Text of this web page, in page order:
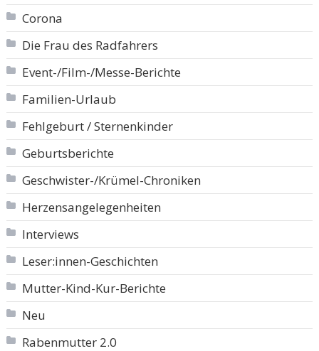
Corona
Die Frau des Radfahrers
Event-/Film-/Messe-Berichte
Familien-Urlaub
Fehlgeburt / Sternenkinder
Geburtsberichte
Geschwister-/Krümel-Chroniken
Herzensangelegenheiten
Interviews
Leser:innen-Geschichten
Mutter-Kind-Kur-Berichte
Neu
Rabenmutter 2.0